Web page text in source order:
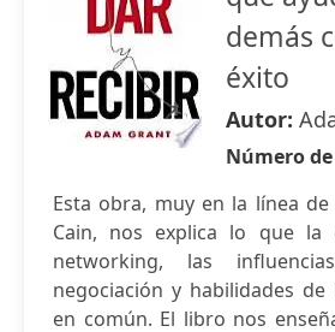
demás
éxito
Autor:
Número
Esta obra, muy en la línea de
Cain, nos explica lo que la
networking, las
negociación y habilidades
en común. El libro nos